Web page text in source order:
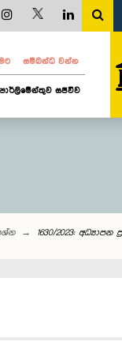
සම්බන්ධ වන්න
පාර්ලිමේන්තුව සජීවීව
1630/2023: